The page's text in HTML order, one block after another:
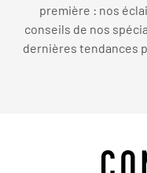
première : nos
conseils de nos
dernières tendances